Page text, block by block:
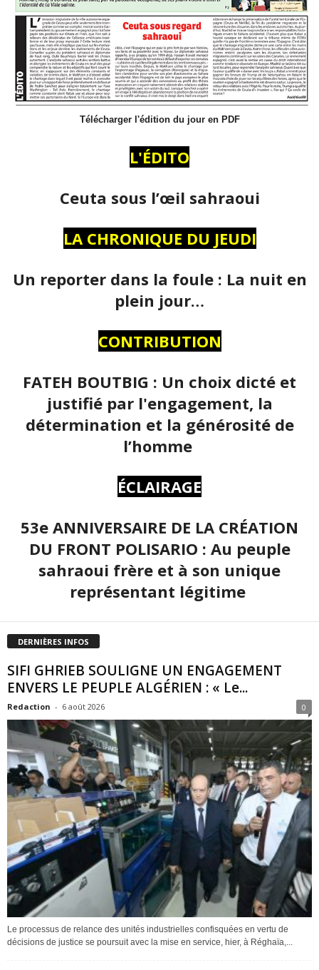
Télécharger l'édition du jour en PDF
L'ÉDITO
Ceuta sous l’œil sahraoui
LA CHRONIQUE DU JEUDI
Un reporter dans la foule : La nuit en
plein jour…
CONTRIBUTION
FATEH BOUTBIG : Un choix dicté et
justifié par l'engagement, la
détermination et la générosité de
l’homme
ÉCLAIRAGE
53e ANNIVERSAIRE DE LA CRÉATION
DU FRONT POLISARIO : Au peuple
sahraoui frère et à son unique
représentant légitime
DERNIÈRES INFOS
SIFI GHRIEB SOULIGNE UN ENGAGEMENT
ENVERS LE PEUPLE ALGÉRIEN : « Le...
Redaction - 6 août 2026 0
Le processus de relance des unités industrielles confisquées en vertu de
décisions de justice se poursuit avec la mise en service, hier, à Réghaïa,...